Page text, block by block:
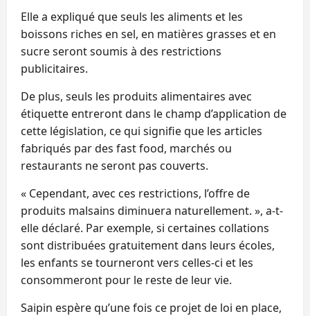
Elle a expliqué que seuls les aliments et les
boissons riches en sel, en matières grasses et en
sucre seront soumis à des restrictions
publicitaires.
De plus, seuls les produits alimentaires avec
étiquette entreront dans le champ d’application de
cette législation, ce qui signifie que les articles
fabriqués par des fast food, marchés ou
restaurants ne seront pas couverts.
« Cependant, avec ces restrictions, l’offre de
produits malsains diminuera naturellement. », a-t-
elle déclaré. Par exemple, si certaines collations
sont distribuées gratuitement dans leurs écoles,
les enfants se tourneront vers celles-ci et les
consommeront pour le reste de leur vie.
Saipin espère qu’une fois ce projet de loi en place,